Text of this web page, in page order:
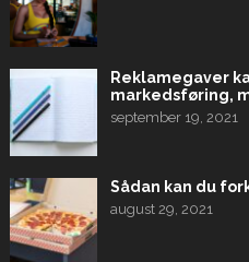
Reklamegaver
markedsføring,
september 19, 2021
Sådan kan du
august 29, 2021